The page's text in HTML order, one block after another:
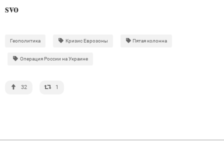
svo
Геополитика Кризис Еврозоны Пятая колонна
Операция России на Украине
32 1